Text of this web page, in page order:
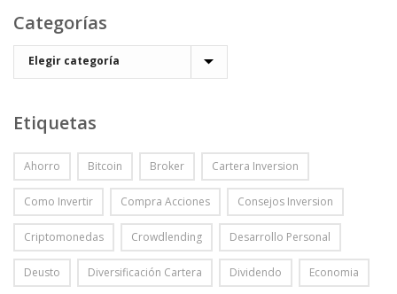
Categorías
Etiquetas
Ahorro Bitcoin Broker Cartera Inversion
Como Invertir Compra Acciones Consejos Inversion
Criptomonedas Crowdlending Desarrollo Personal
Deusto Diversificación Cartera Dividendo Economia